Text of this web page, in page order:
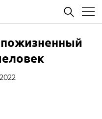
пожизненный